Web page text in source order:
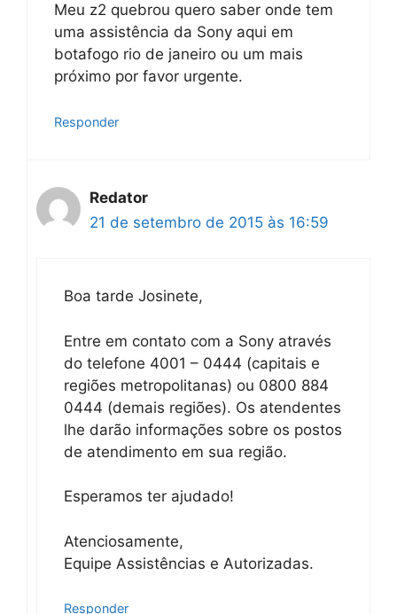
Meu z2 quebrou quero saber onde tem
uma assistência da Sony aqui em
botafogo rio de janeiro ou um mais
próximo por favor urgente.
Responder
Redator
21 de setembro de 2015 às 16:59
Boa tarde Josinete,
Entre em contato com a Sony através
do telefone 4001 – 0444 (capitais e
regiões metropolitanas) ou 0800 884
0444 (demais regiões). Os atendentes
lhe darão informações sobre os postos
de atendimento em sua região.
Esperamos ter ajudado!
Atenciosamente,
Equipe Assistências e Autorizadas.
Responder